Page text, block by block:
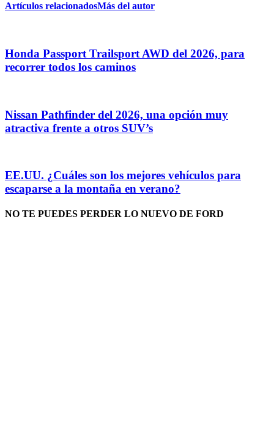
Artículos relacionadosMás del autor
Honda Passport Trailsport AWD del 2026, para
recorrer todos los caminos
Nissan Pathfinder del 2026, una opción muy
atractiva frente a otros SUV’s
EE.UU. ¿Cuáles son los mejores vehículos para
escaparse a la montaña en verano?
NO TE PUEDES PERDER LO NUEVO DE FORD